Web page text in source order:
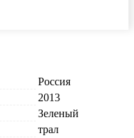
Россия
2013
Зеленый
трал